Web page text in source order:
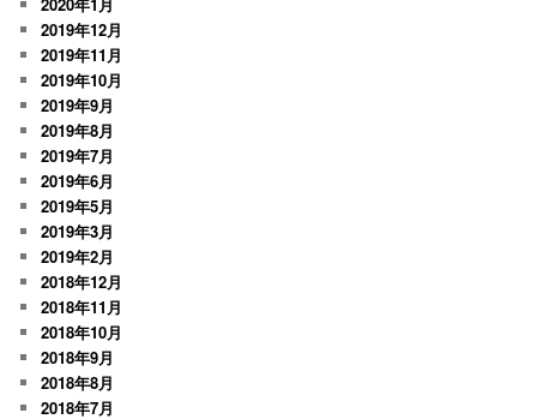
2020年1月
2019年12月
2019年11月
2019年10月
2019年9月
2019年8月
2019年7月
2019年6月
2019年5月
2019年3月
2019年2月
2018年12月
2018年11月
2018年10月
2018年9月
2018年8月
2018年7月